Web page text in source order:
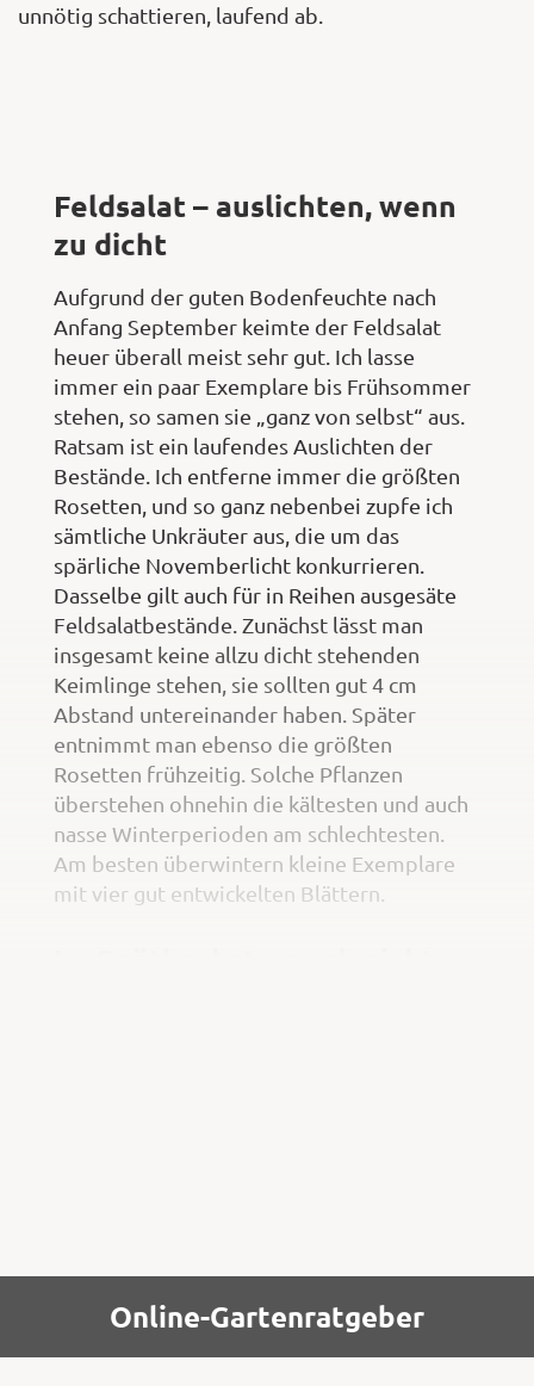
unnötig schattieren, laufend ab.
Feldsalat – auslichten, wenn
zu dicht
Aufgrund der guten Bodenfeuchte nach
Anfang September keimte der Feldsalat
heuer überall meist sehr gut. Ich lasse
immer ein paar Exemplare bis Frühsommer
stehen, so samen sie „ganz von selbst“ aus.
Ratsam ist ein laufendes Auslichten der
Bestände. Ich entferne immer die größten
Rosetten, und so ganz nebenbei zupfe ich
sämtliche Unkräuter aus, die um das
spärliche Novemberlicht konkurrieren.
Dasselbe gilt auch für in Reihen ausgesäte
Feldsalatbestände. Zunächst lässt man
insgesamt keine allzu dicht stehenden
Keimlinge stehen, sie sollten gut 4 cm
Abstand untereinander haben. Später
entnimmt man ebenso die größten
Rosetten frühzeitig. Solche Pflanzen
überstehen ohnehin die kältesten und auch
nasse Winterperioden am schlechtesten.
Am besten überwintern kleine Exemplare
mit vier gut entwickelten Blättern.
Online-Gartenratgeber